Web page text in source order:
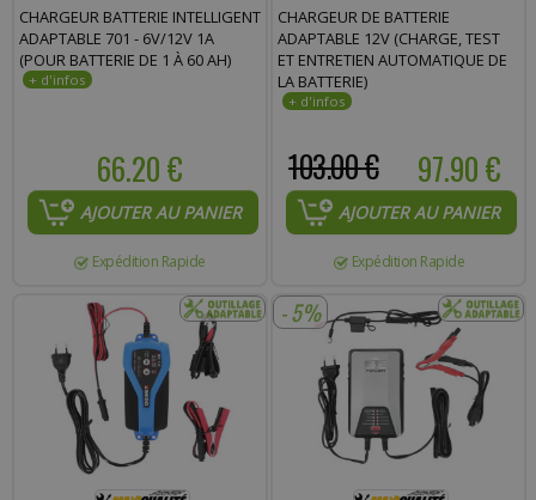
CHARGEUR BATTERIE INTELLIGENT
ADAPTABLE 701 - 6V/12V 1A
(POUR BATTERIE DE 1 À 60 AH)
66.20 €
AJOUTER AU PANIER
Expédition Rapide
CHARGEUR DE BATTERIE
ADAPTABLE 12V (CHARGE, TEST
ET ENTRETIEN AUTOMATIQUE DE
LA BATTERIE)
97.90 €
103.00 €
AJOUTER AU PANIER
Expédition Rapide
- 5%